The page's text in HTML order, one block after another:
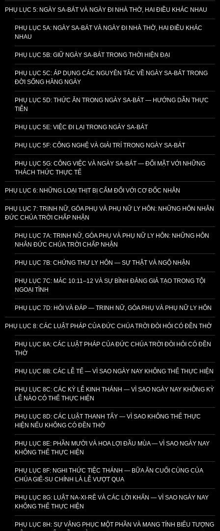
PHỤ LỤC 5: NGÀY SA-BÁT VÀ NGÀY ĐI NHÀ THỜ, HAI ĐIỀU KHÁC NHAU
PHỤ LỤC 5A: NGÀY SA-BÁT VÀ NGÀY ĐI NHÀ THỜ, HAI ĐIỀU KHÁC
NHAU
PHỤ LỤC 5B: GIỮ NGÀY SA-BÁT TRONG THỜI HIỆN ĐẠI
PHỤ LỤC 5C: ÁP DỤNG CÁC NGUYÊN TẮC VỀ NGÀY SA-BÁT TRONG
ĐỜI SỐNG HẰNG NGÀY
PHỤ LỤC 5D: THỨC ĂN TRONG NGÀY SA-BÁT — HƯỚNG DẪN THỰC
TIỄN
PHỤ LỤC 5E: VIỆC ĐI LẠI TRONG NGÀY SA-BÁT
PHỤ LỤC 5F: CÔNG NGHỆ VÀ GIẢI TRÍ TRONG NGÀY SA-BÁT
PHỤ LỤC 5G: CÔNG VIỆC VÀ NGÀY SA-BÁT — ĐỐI MẶT VỚI NHỮNG
THÁCH THỨC THỰC TẾ
PHỤ LỤC 6: NHỮNG LOẠI THỊT BỊ CẤM ĐỐI VỚI CƠ ĐỐC NHÂN
PHỤ LỤC 7: TRINH NỮ, GÓA PHỤ VÀ PHỤ NỮ LY HÔN: NHỮNG HÔN NHÂN
ĐỨC CHÚA TRỜI CHẤP NHẬN
PHỤ LỤC 7A: TRINH NỮ, GÓA PHỤ VÀ PHỤ NỮ LY HÔN: NHỮNG HÔN
NHÂN ĐỨC CHÚA TRỜI CHẤP NHẬN
PHỤ LỤC 7B: CHỨNG THƯ LY HÔN — SỰ THẬT VÀ NGỘ NHẬN
PHỤ LỤC 7C: MÁC 10:11–12 VÀ SỰ BÌNH ĐẲNG GIẢ TẠO TRONG TỘI
NGOẠI TÌNH
PHỤ LỤC 7D: HỎI VÀ ĐÁP — TRINH NỮ, GÓA PHỤ VÀ PHỤ NỮ LY HÔN
PHỤ LỤC 8: CÁC LUẬT PHÁP CỦA ĐỨC CHÚA TRỜI ĐÒI HỎI CÓ ĐỀN THỜ
PHỤ LỤC 8A: CÁC LUẬT PHÁP CỦA ĐỨC CHÚA TRỜI ĐÒI HỎI CÓ ĐỀN
THỜ
PHỤ LỤC 8B: CÁC LỄ TẾ — VÌ SAO NGÀY NAY KHÔNG THỂ THỰC HIỆN
PHỤ LỤC 8C: CÁC KỲ LỄ KINH THÁNH — VÌ SAO NGÀY NAY KHÔNG KỲ
LỄ NÀO CÓ THỂ THỰC HIỆN
PHỤ LỤC 8D: CÁC LUẬT THANH TẨY — VÌ SAO KHÔNG THỂ THỰC
HIỆN NẾU KHÔNG CÓ ĐỀN THỜ
PHỤ LỤC 8E: PHẦN MƯỜI VÀ HOA LỢI ĐẦU MÙA — VÌ SAO NGÀY NAY
KHÔNG THỂ THỰC HIỆN
PHỤ LỤC 8F: NGHI THỨC TIỆC THÁNH — BỮA ĂN CUỐI CÙNG CỦA
CHÚA GIÊ-SU CHÍNH LÀ LỄ VƯỢT QUA
PHỤ LỤC 8G: LUẬT NA-XI-RÊ VÀ CÁC LỜI KHẤN — VÌ SAO NGÀY NAY
KHÔNG THỂ THỰC HIỆN
PHỤ LỤC 8H: SỰ VÂNG PHỤC MỘT PHẦN VÀ MANG TÍNH BIỂU TƯỢNG